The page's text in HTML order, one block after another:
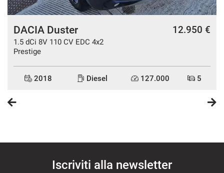
DACIA Duster
1.5 dCi 8V 110 CV EDC 4x2
Prestige
12.950 €
2018 Diesel 127.000 5
Iscriviti alla newsletter